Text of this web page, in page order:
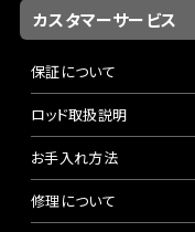
カスタマーサービス
保証について
ロッド取扱説明
お手入れ方法
修理について